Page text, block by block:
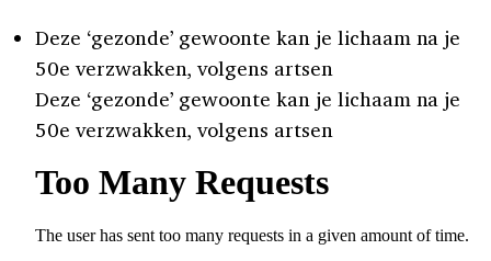
Deze ‘gezonde’ gewoonte kan je lichaam na je
50e verzwakken, volgens artsen
Deze ‘gezonde’ gewoonte kan je lichaam na je
50e verzwakken, volgens artsen